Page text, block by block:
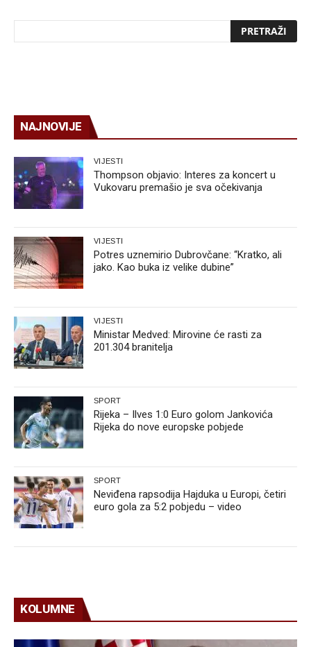
NAJNOVIJE
VIJESTI
Thompson objavio: Interes za koncert u
Vukovaru premašio je sva očekivanja
VIJESTI
Potres uznemirio Dubrovčane: “Kratko, ali
jako. Kao buka iz velike dubine”
VIJESTI
Ministar Medved: Mirovine će rasti za
201.304 branitelja
SPORT
Rijeka – Ilves 1:0 Euro golom Jankovića
Rijeka do nove europske pobjede
SPORT
Neviđena rapsodija Hajduka u Europi, četiri
euro gola za 5:2 pobjedu – video
KOLUMNE